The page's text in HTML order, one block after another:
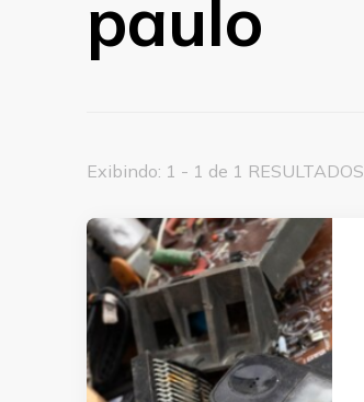
paulo
Exibindo: 1 - 1 de 1 RESULTADOS